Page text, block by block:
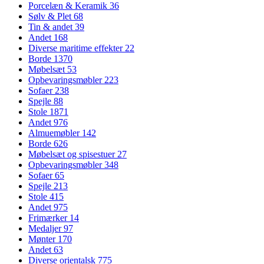
Porcelæn & Keramik 36
Sølv & Plet68
Tin & andet39
Andet 168
Diverse maritime effekter22
Borde 1370
Møbelsæt 53
Opbevaringsmøbler223
Sofaer238
Spejle 88
Stole 1871
Andet976
Almuemøbler 142
Borde 626
Møbelsæt og spisestuer27
Opbevaringsmøbler348
Sofaer65
Spejle 213
Stole 415
Andet975
Frimærker 14
Medaljer97
Mønter 170
Andet63
Diverse orientalsk 775